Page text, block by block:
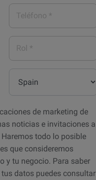
Teléfono
Rol
País*
de marketing de
noticias e invitaciones a
Haremos todo lo posible
que consideremos
y tu negocio. Para saber
datos puedes consultar